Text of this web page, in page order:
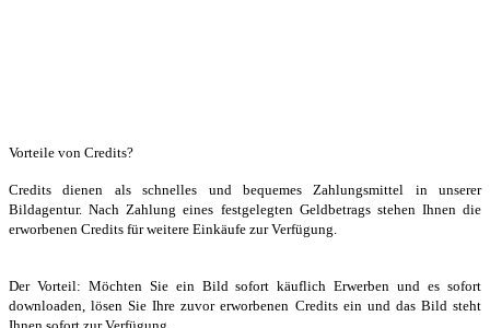
Vorteile von Credits?
Credits dienen als schnelles und bequemes Zahlungsmittel in unserer
Bildagentur. Nach Zahlung eines festgelegten Geldbetrags stehen Ihnen die
erworbenen Credits für weitere Einkäufe zur Verfügung.
Der Vorteil: Möchten Sie ein Bild sofort käuflich Erwerben und es sofort
downloaden, lösen Sie Ihre zuvor erworbenen Credits ein und das Bild steht
Ihnen sofort zur Verfügung.